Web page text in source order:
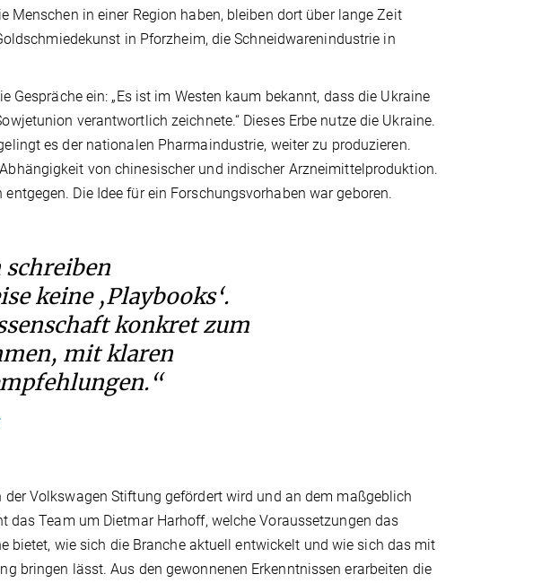
Menschen in einer Region haben, bleiben dort über lange Zeit
in Pforzheim, die Schneidwarenindustrie in
Gespräche ein: „Es ist im Westen kaum bekannt, dass die Ukraine
verantwortlich zeichnete.“ Dieses Erbe nutze die Ukraine.
es der nationalen Pharmaindustrie, weiter zu produzieren.
von chinesischer und indischer Arzneimittelproduktion.
Die Idee für ein Forschungsvorhaben war geboren.
schreiben
keine ‚Playbooks‘.
konkret zum
mit klaren
Volkswagen­ Stiftung gefördert wird und an dem maßgeblich
das Team um Dietmar Harhoff, welche Voraussetzungen das
bietet, wie sich die Branche aktuell entwickelt und wie sich das mit
bringen lässt. Aus den gewonnenen Erkenntnissen erarbeiten die